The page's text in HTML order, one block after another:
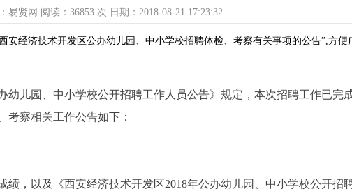
易贤网 阅读：36853 次 日期：2018-08-21 17:23:32
安经济技术开发区公办幼儿园、中小学校招聘体检、考察有关事项的公告”,方便
幼儿园、中小学校公开招聘工作人员公告》规定，本次招聘工作已完
考察相关工作公告如下：
绩，以及《西安经济技术开发区2018年公办幼儿园、中小学校公开招